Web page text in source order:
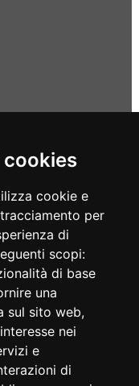
cookies
cookie e
per
di
scopi:
di base
una
sul sito web,
nei
e
di